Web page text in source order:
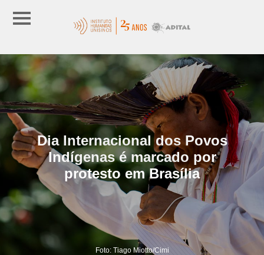
Dia Internacional dos Povos
Indígenas é marcado por
protesto em Brasília
Foto: Tiago Miotto/Cimi